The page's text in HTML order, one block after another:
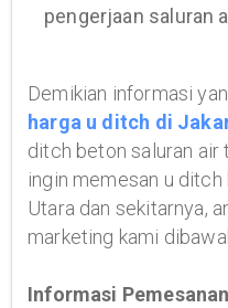
pengerjaan saluran
Demikian informasi
harga u ditch di
ditch beton saluran air
ingin memesan u
Utara dan sekitarnya,
marketing kami
Informasi